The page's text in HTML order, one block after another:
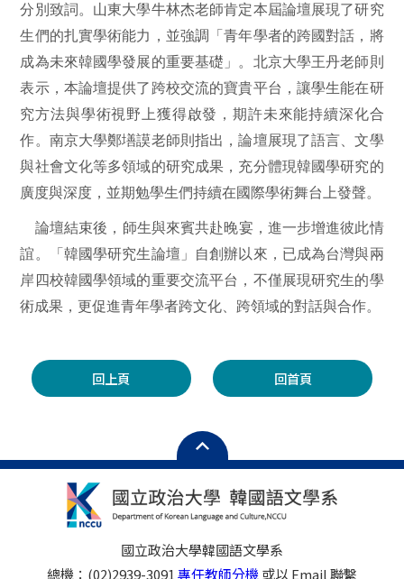
分別致詞。山東大學牛林杰老師肯定本屆論壇展現了研究
生們的扎實學術能力，並強調「青年學者的跨國對話，將
成為未來韓國學發展的重要基礎」。北京大學王丹老師則
表示，本論壇提供了跨校交流的寶貴平台，讓學生能在研
究方法與學術視野上獲得啟發，期許未來能持續深化合
作。南京大學鄭墡謨老師則指出，論壇展現了語言、文學
與社會文化等多領域的研究成果，充分體現韓國學研究的
廣度與深度，並期勉學生們持續在國際學術舞台上發聲。
論壇結束後，師生與來賓共赴晚宴，進一步增進彼此情
誼。「韓國學研究生論壇」自創辦以來，已成為台灣與兩
岸四校韓國學領域的重要交流平台，不僅展現研究生的學
術成果，更促進青年學者跨文化、跨領域的對話與合作。
回上頁 回首頁
國立政治大學韓國語文學系
總機：(02)2939-3091 專任教師分機或以 Email 聯繫